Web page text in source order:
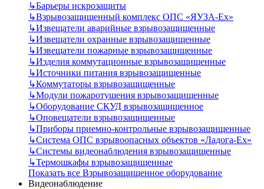
↳Барьеры искрозащиты
↳Взрывозащищенный комплекс ОПС «ЯУЗА-Ех»
↳Извещатели аварийные взрывозащищенные
↳Извещатели охранные взрывозащищенные
↳Извещатели пожарные взрывозащищенные
↳Изделия коммутационные взрывозащищенные
↳Источники питания взрывозащищенные
↳Коммутаторы взрывозащищенные
↳Модули пожаротушения взрывозащищенные
↳Оборудование СКУД взрывозащищенное
↳Оповещатели взрывозащищенные
↳Приборы приемно-контрольные взрывозащищенные
↳Система ОПС взрывоопасных объектов «Ладога-Ex»
↳Системы видеонаблюдения взрывозащищенные
↳Термошкафы взрывозащищенные
Показать все Взрывозащищенное оборудование
Видеонаблюдение